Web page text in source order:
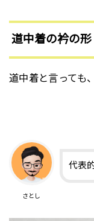
道中着の衿の形
道中着と言っても
さとし
代表